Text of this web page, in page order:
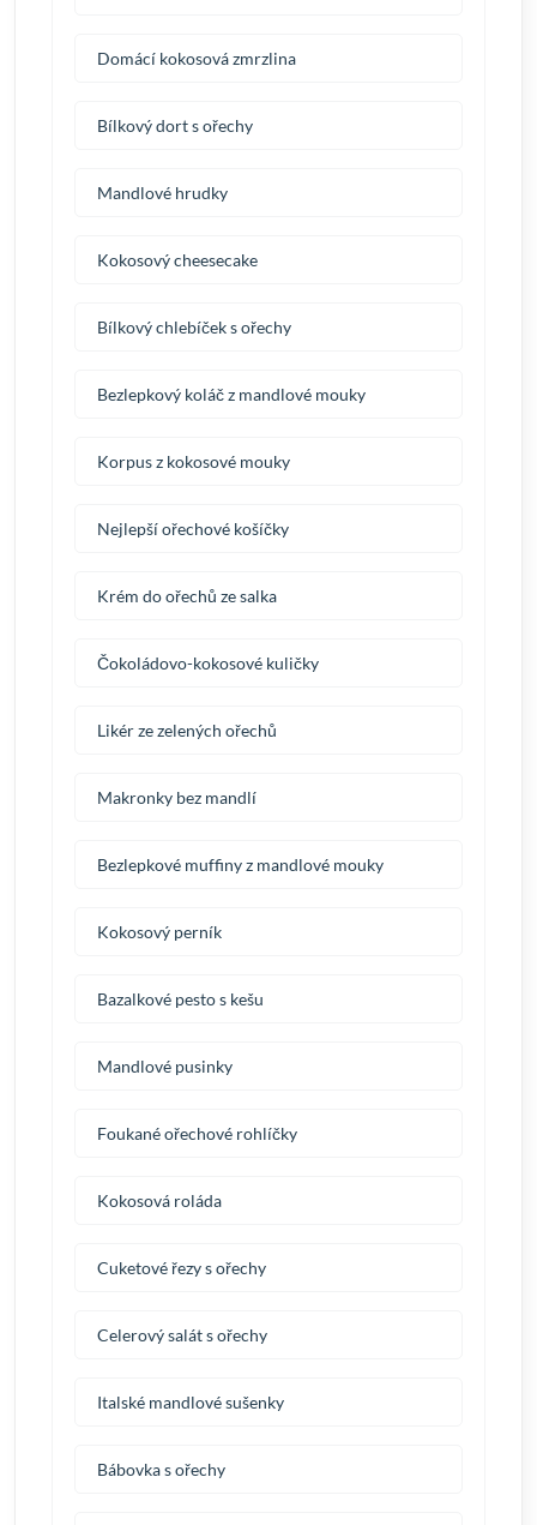
Domácí kokosová zmrzlina
Bílkový dort s ořechy
Mandlové hrudky
Kokosový cheesecake
Bílkový chlebíček s ořechy
Bezlepkový koláč z mandlové mouky
Korpus z kokosové mouky
Nejlepší ořechové košíčky
Krém do ořechů ze salka
Čokoládovo-kokosové kuličky
Likér ze zelených ořechů
Makronky bez mandlí
Bezlepkové muffiny z mandlové mouky
Kokosový perník
Bazalkové pesto s kešu
Mandlové pusinky
Foukané ořechové rohlíčky
Kokosová roláda
Cuketové řezy s ořechy
Celerový salát s ořechy
Italské mandlové sušenky
Bábovka s ořechy